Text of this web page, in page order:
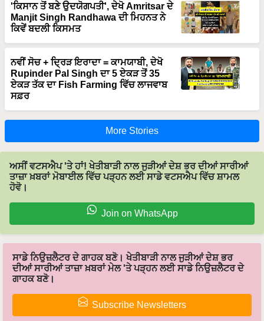
'ਕਿਸਾਨ ਤੋਂ ਬਣੇ ਉਦਯੋਗਪਤੀ', ਦੇਖੋ Amritsar ਦੇ
Manjit Singh Randhawa ਦੀ ਮਿਹਨਤ ਨੇ
ਕਿਵੇਂ ਬਦਲੀ ਕਿਸਮਤ
ਨਵੀਂ ਸੋਚ + ਦ੍ਰਿੜ ਇਰਾਦਾ = ਕਾਮਯਾਬੀ, ਦੇਖੋ
Rupinder Pal Singh ਦਾ 5 ਏਕੜ ਤੋਂ 35
ਏਕੜ ਤੱਕ ਦਾ Fish Farming ਵਿੱਚ ਲਾਜਵਾਬ
ਸਫ਼ਰ
More Stories
ਅਸੀਂ ਵਟਸਐਪ 'ਤੇ ਹਾਂ! ਖੇਤੀਬਾੜੀ ਨਾਲ ਜੁੜੀਆਂ ਦੇਸ਼ ਭਰ ਦੀਆਂ ਸਾਰੀਆਂ
ਤਾਜ਼ਾ ਖ਼ਬਰਾਂ ਮੋਬਾਈਲ ਵਿੱਚ ਪੜ੍ਹਨ ਲਈ ਸਾਡੇ ਵਟਸਐਪ ਵਿੱਚ ਸ਼ਾਮਲ
ਹੋਵੋ।
Join on WhatsApp
ਸਾਡੇ ਨਿਉਜ਼ਲੈਟਰ ਦੇ ਗਾਹਕ ਬਣੋ। ਖੇਤੀਬਾੜੀ ਨਾਲ ਜੁੜੀਆਂ ਦੇਸ਼ ਭਰ
ਦੀਆਂ ਸਾਰੀਆਂ ਤਾਜ਼ਾ ਖ਼ਬਰਾਂ ਮੇਲ 'ਤੇ ਪੜ੍ਹਨ ਲਈ ਸਾਡੇ ਨਿਉਜ਼ਲੈਟਰ ਦੇ
ਗਾਹਕ ਬਣੋ।
Subscribe Newsletters